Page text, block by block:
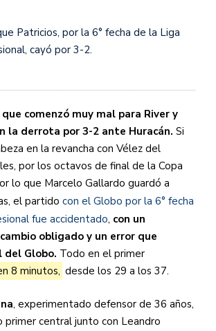
Patricios, por la 6° fecha de la Liga
cayó por 3-2.
que comenzó muy mal para River y
la derrota por 3-2 ante Huracán. Si
en la revancha con Vélez del
por los octavos de final de la Copa
lo que Marcelo Gallardo guardó a
el partido con el Globo por la 6° fecha
fue accidentado, con un
obligado y un error que
del Globo. Todo en el primer
8 minutos, desde los 29 a los 37.
, experimentado defensor de 36 años,
central junto con Leandro